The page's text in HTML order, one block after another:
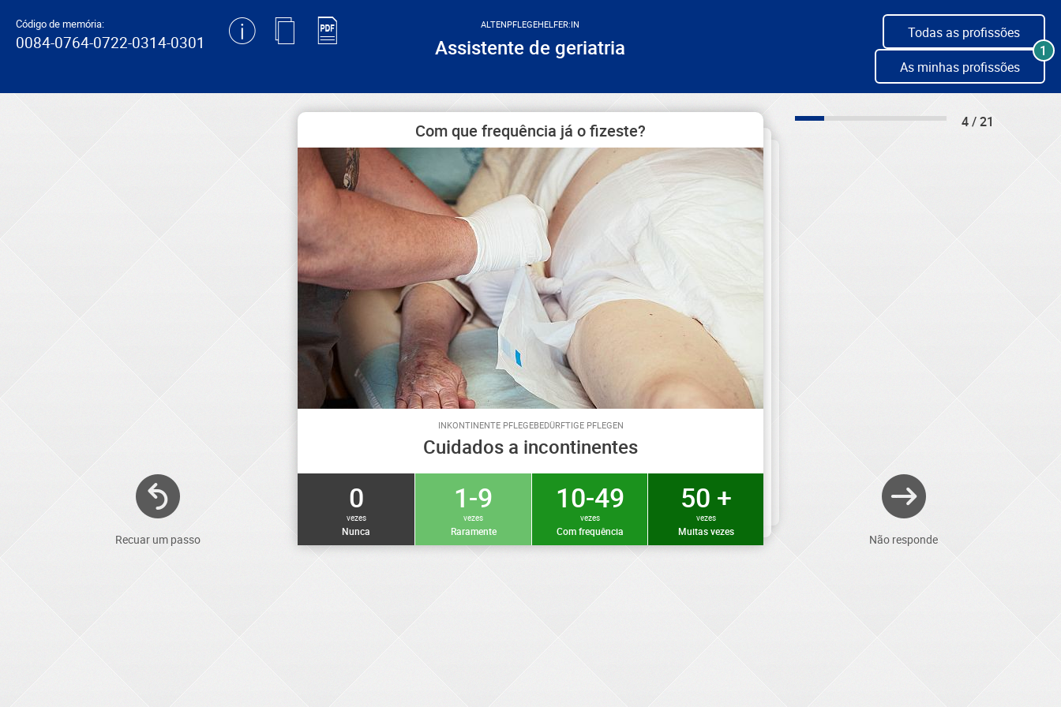
Código de memória:
0084-0764-0722-0314-0301
ALTENPFLEGEHELFER:IN
Assistente de geriatria
Todas as profissões
As minhas profissões
1
Recuar um passo
Com que frequência já o fizeste?
INKONTINENTE PFLEGEBEDÜRFTIGE PFLEGEN
Cuidados a incontinentes
0
vezes
Nunca
1-9
vezes
Raramente
10-49
vezes
Com frequência
50 +
vezes
Muitas vezes
4 / 21
Não responde